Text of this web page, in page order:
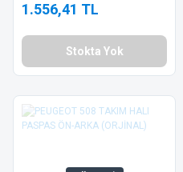
1.556,41 TL
Stokta Yok